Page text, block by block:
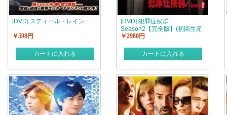
[DVD] スティール・レイン
￥598円
カートに入れる
[DVD] 犯罪症候群
Season2【完全版】(初回生産
限定版)
￥2980円
カートに入れる